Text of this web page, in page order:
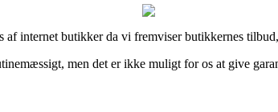
af internet butikker da vi fremviser butikkernes
men det er ikke muligt for os at give